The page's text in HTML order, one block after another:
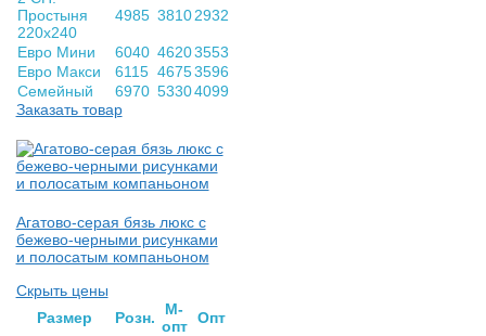
Простыня
220х240
4985 3810 2932
Евро Мини 6040 46203553
Евро Макси
6115 46753596
Семейный
6970 53304099
Заказать товар
Агатово-серая бязь люкс с
бежево-черными рисунками
и полосатым компаньоном
Скрыть цены
Раз­мер
Розн.
М-
опт Опт